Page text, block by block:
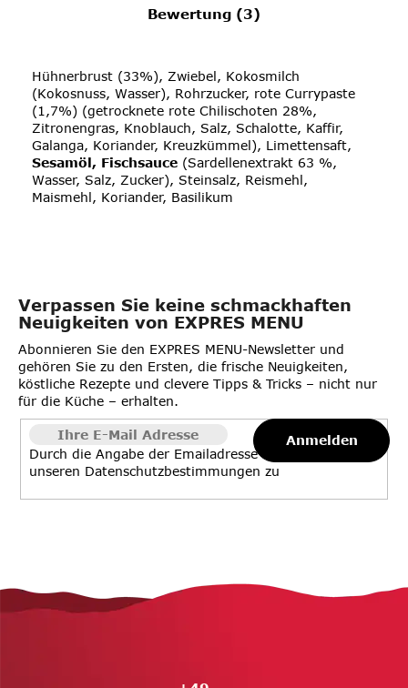
Bewertung (3)
Hühnerbrust (33%), Zwiebel, Kokosmilch
(Kokosnuss, Wasser), Rohrzucker, rote Currypaste
(1,7%) (getrocknete rote Chilischoten 28%,
Zitronengras, Knoblauch, Salz, Schalotte, Kaffir,
Galanga, Koriander, Kreuzkümmel), Limettensaft,
Sesamöl, Fischsauce (Sardellenextrakt 63 %,
Wasser, Salz, Zucker), Steinsalz, Reismehl,
Maismehl, Koriander, Basilikum
Verpassen Sie keine schmackhaften
Neuigkeiten von EXPRES MENU
Abonnieren Sie den EXPRES MENU-Newsletter und
gehören Sie zu den Ersten, die frische Neuigkeiten,
köstliche Rezepte und clevere Tipps & Tricks – nicht nur
für die Küche – erhalten.
Durch die Angabe der Emailadresse stimmen Sie
unseren Datenschutzbestimmungen zu
Anmelden
F
u